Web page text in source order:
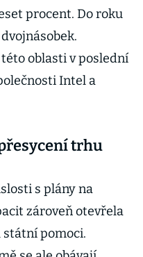
procent. Do roku
oblasti v poslední
Intel a
trhu
s plány na
zároveň otevřela
státní pomoci.